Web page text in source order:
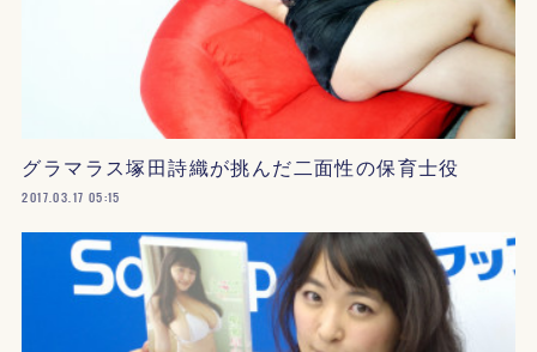
グラマラス塚田詩織が挑んだ二面性の保育士役
2017.03.17 05:15